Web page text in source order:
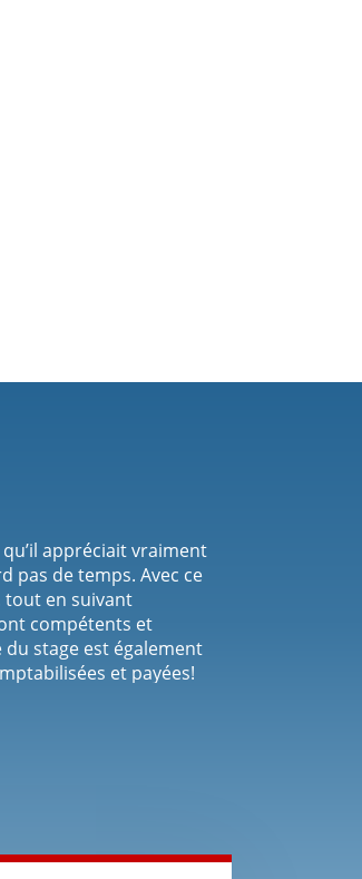
qu’il appréciait vraiment
pas de temps. Avec ce
tout en suivant
compétents et
stage est également
et payées!
c’est que l’École
travaille